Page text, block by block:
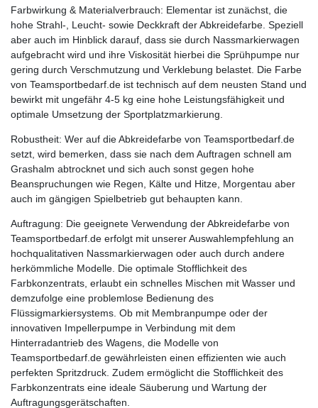
Farbwirkung & Materialverbrauch: Elementar ist zunächst, die
hohe Strahl-, Leucht- sowie Deckkraft der Abkreidefarbe. Speziell
aber auch im Hinblick darauf, dass sie durch Nassmarkierwagen
aufgebracht wird und ihre Viskosität hierbei die Sprühpumpe nur
gering durch Verschmutzung und Verklebung belastet. Die Farbe
von Teamsportbedarf.de ist technisch auf dem neusten Stand und
bewirkt mit ungefähr 4-5 kg eine hohe Leistungsfähigkeit und
optimale Umsetzung der Sportplatzmarkierung.
Robustheit: Wer auf die Abkreidefarbe von Teamsportbedarf.de
setzt, wird bemerken, dass sie nach dem Auftragen schnell am
Grashalm abtrocknet und sich auch sonst gegen hohe
Beanspruchungen wie Regen, Kälte und Hitze, Morgentau aber
auch im gängigen Spielbetrieb gut behaupten kann.
Auftragung: Die geeignete Verwendung der Abkreidefarbe von
Teamsportbedarf.de erfolgt mit unserer Auswahlempfehlung an
hochqualitativen Nassmarkierwagen oder auch durch andere
herkömmliche Modelle. Die optimale Stofflichkeit des
Farbkonzentrats, erlaubt ein schnelles Mischen mit Wasser und
demzufolge eine problemlose Bedienung des
Flüssigmarkiersystems. Ob mit Membranpumpe oder der
innovativen Impellerpumpe in Verbindung mit dem
Hinterradantrieb des Wagens, die Modelle von
Teamsportbedarf.de gewährleisten einen effizienten wie auch
perfekten Spritzdruck. Zudem ermöglicht die Stofflichkeit des
Farbkonzentrats eine ideale Säuberung und Wartung der
Auftragungsgerätschaften.